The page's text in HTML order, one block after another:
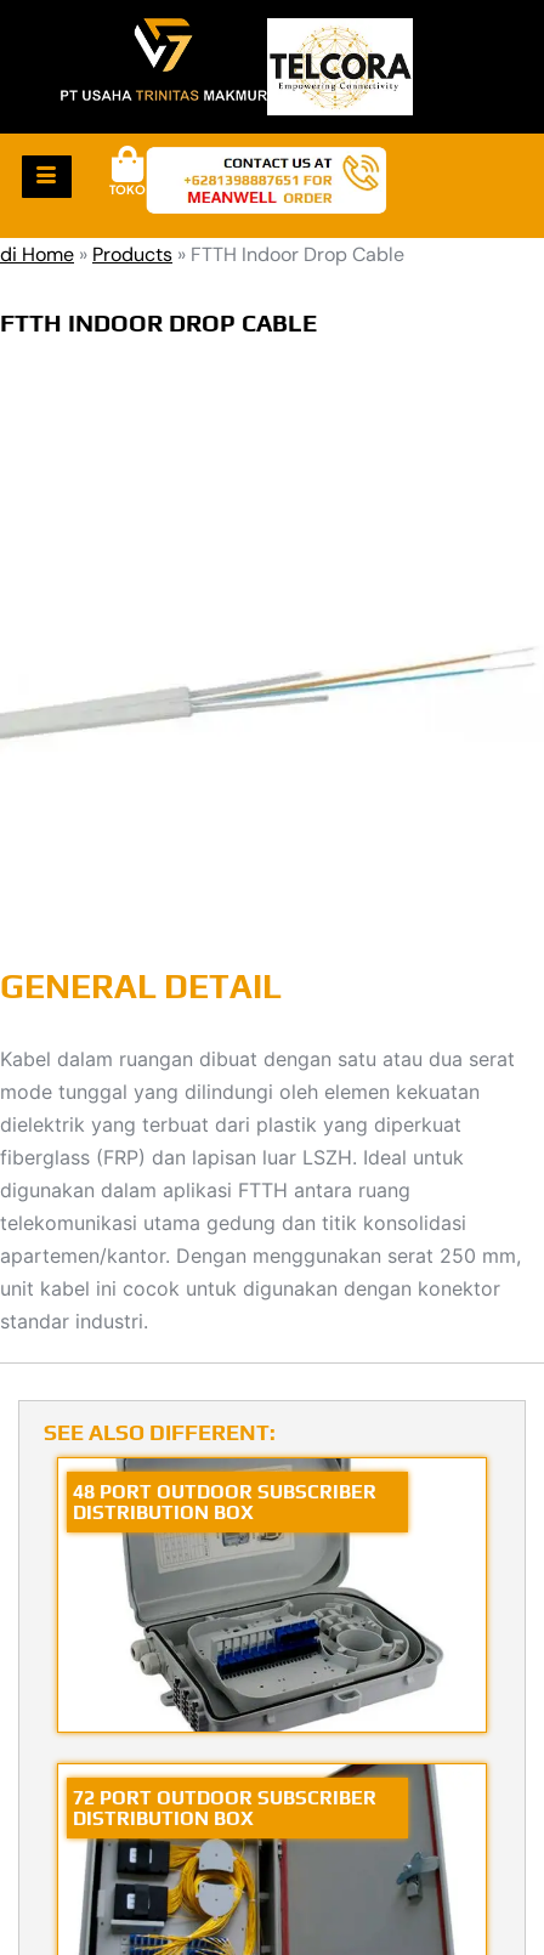
TOKO
di Home » Products » FTTH Indoor Drop Cable
FTTH INDOOR DROP CABLE
GENERAL DETAIL
Kabel dalam ruangan dibuat dengan satu atau dua serat
mode tunggal yang dilindungi oleh elemen kekuatan
dielektrik yang terbuat dari plastik yang diperkuat
fiberglass (FRP) dan lapisan luar LSZH. Ideal untuk
digunakan dalam aplikasi FTTH antara ruang
telekomunikasi utama gedung dan titik konsolidasi
apartemen/kantor. Dengan menggunakan serat 250 mm,
unit kabel ini cocok untuk digunakan dengan konektor
standar industri.
SEE ALSO DIFFERENT:
48 PORT OUTDOOR SUBSCRIBER
DISTRIBUTION BOX
72 PORT OUTDOOR SUBSCRIBER
DISTRIBUTION BOX